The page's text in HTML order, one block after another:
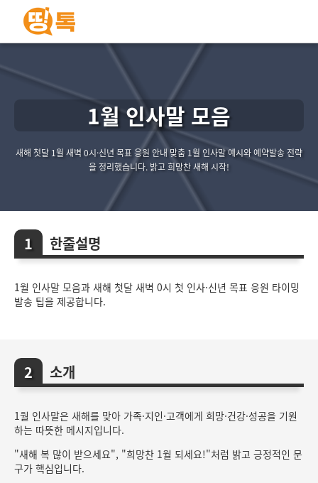
1월 인사말 모음
새해 첫달 1월 새벽 0시·신년 목표 응원 안내 맞춤 1월 인사말 예시와 예약발송 전략
을 정리했습니다. 밝고 희망찬 새해 시작!
한줄설명
1월 인사말 모음과 새해 첫달 새벽 0시 첫 인사·신년 목표 응원 타이밍
발송 팁을 제공합니다.
소개
1월 인사말은 새해를 맞아 가족·지인·고객에게 희망·건강·성공을 기원
하는 따뜻한 메시지입니다.
"새해 복 많이 받으세요", "희망찬 1월 되세요!"처럼 밝고 긍정적인 문
구가 핵심입니다.